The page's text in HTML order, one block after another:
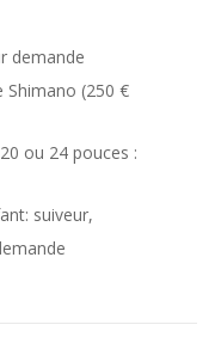
demande
(250 €
ou 24 pouces :
suiveur,